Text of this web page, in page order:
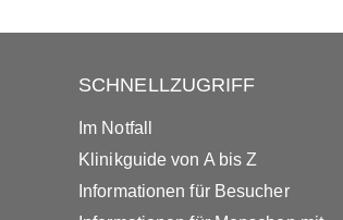
SCHNELLZUGRIFF
Im Notfall
Klinikguide von A bis Z
Informationen für Besucher